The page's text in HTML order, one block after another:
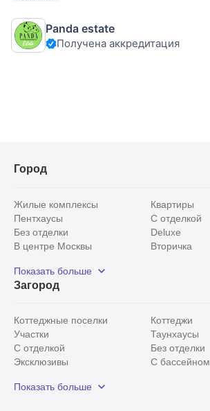
Panda estate
Получена аккредитация
Город
Жилые комплексы
Квартиры
Пентхаусы
С отделкой
Без отделки
Deluxe
В центре Москвы
Вторичка
Рядом с парком
С панорамными окнами
Показать больше
Загород
Коттеджные поселки
Коттеджи
Участки
Таунхаусы
С отделкой
Без отделки
Эксклюзивы
С бассейном
Красногорский район
Показать больше